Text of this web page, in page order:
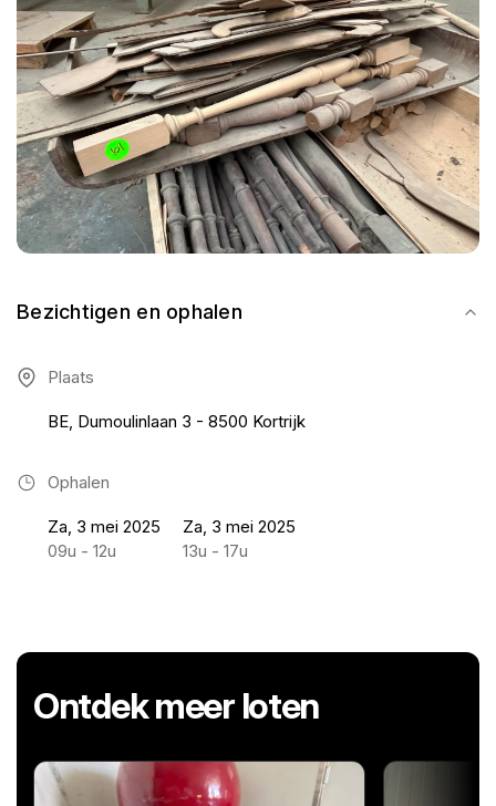
Bezichtigen en ophalen
Plaats
BE, Dumoulinlaan 3 - 8500 Kortrijk
Ophalen
Za, 3 mei 2025
09u - 12u
Za, 3 mei 2025
13u - 17u
Ontdek meer loten